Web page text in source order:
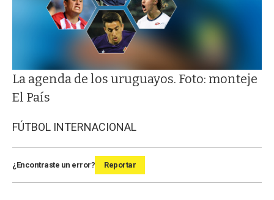
La agenda de los uruguayos. Foto: monteje
El País
FÚTBOL INTERNACIONAL
¿Encontraste un error? Reportar